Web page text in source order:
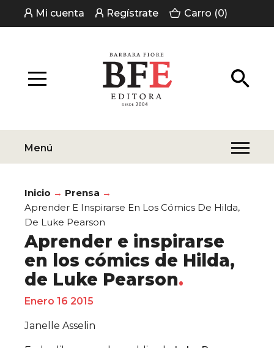
Mi cuenta Regístrate Carro (0)
Menú
Inicio
Prensa
Aprender E Inspirarse En Los Cómics De Hilda,
De Luke Pearson
Aprender e inspirarse
en los cómics de Hilda,
de Luke Pearson
Enero 16 2015
Janelle Asselin